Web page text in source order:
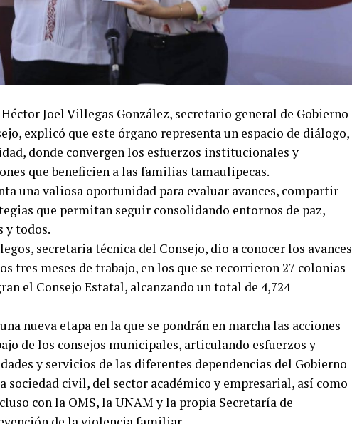
Joel Villegas González, secretario general de Gobierno
explicó que este órgano representa un espacio de diálogo,
donde convergen los esfuerzos institucionales y
que beneficien a las familias tamaulipecas.
una valiosa oportunidad para evaluar avances, compartir
que permitan seguir consolidando entornos de paz,
y todos.
secretaria técnica del Consejo, dio a conocer los avances
tres meses de trabajo, en los que se recorrieron 27 colonias
el Consejo Estatal, alcanzando un total de 4,724
nueva etapa en la que se pondrán en marcha las acciones
de los consejos municipales, articulando esfuerzos y
y servicios de las diferentes dependencias del Gobierno
sociedad civil, del sector académico y empresarial, así como
con la OMS, la UNAM y la propia Secretaría de